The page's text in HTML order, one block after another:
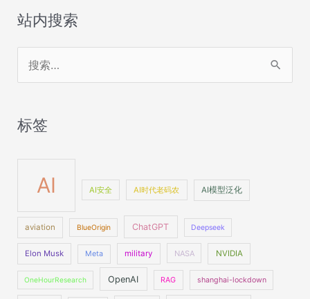
站内搜索
索
标签
AI AI安全 AI时代老码农 AI模型泛化
aviation BlueOrigin ChatGPT Deepseek
Elon Musk Meta military NASA NVIDIA
OneHourResearch OpenAI RAG shanghai-lockdown